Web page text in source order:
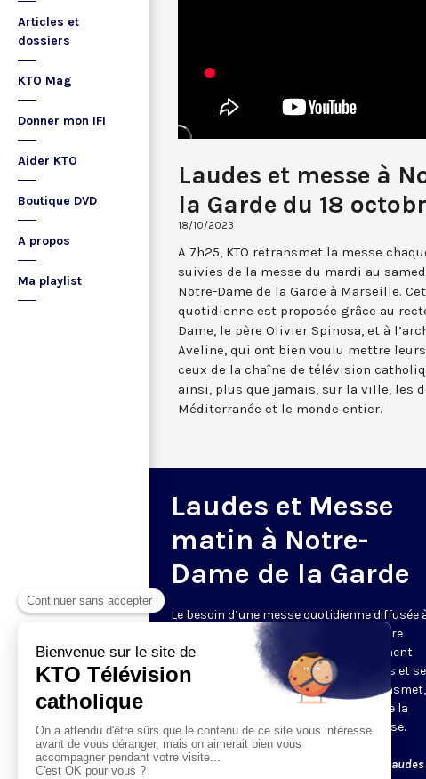
Articles et
dossiers
KTO Mag
Donner mon IFI
Aider KTO
Boutique DVD
A propos
Ma playlist
Laudes et messe à
la Garde du 18
18/10/2023
A 7h25, KTO retransmet la messe
suivies de la messe du mardi au
Notre-Dame de la Garde à Marseille.
quotidienne est proposée grâce au
Dame, le père Olivier Spinosa, et à
Aveline, qui ont bien voulu mettre
ceux de la chaîne de télévision
ainsi, plus que jamais, sur la ville, les
Méditerranée et le monde entier.
Laudes et Messe
matin à Notre-
Dame de la Garde
Le besoin d’une messe quotidienne diffusée
la télévision a été exprimé d’une manière
encore plus forte pendant le confinement
dans de nombreux pays francophones et se
maintient depuis la reprise. KTO retransmet,
en direct de la basilique Notre-Dame de la
Garde, à Marseille, les laudes et la messe.
Le lundi à 7h25, la messe
Du mardi au samedi à 7h25, messe avec laudes